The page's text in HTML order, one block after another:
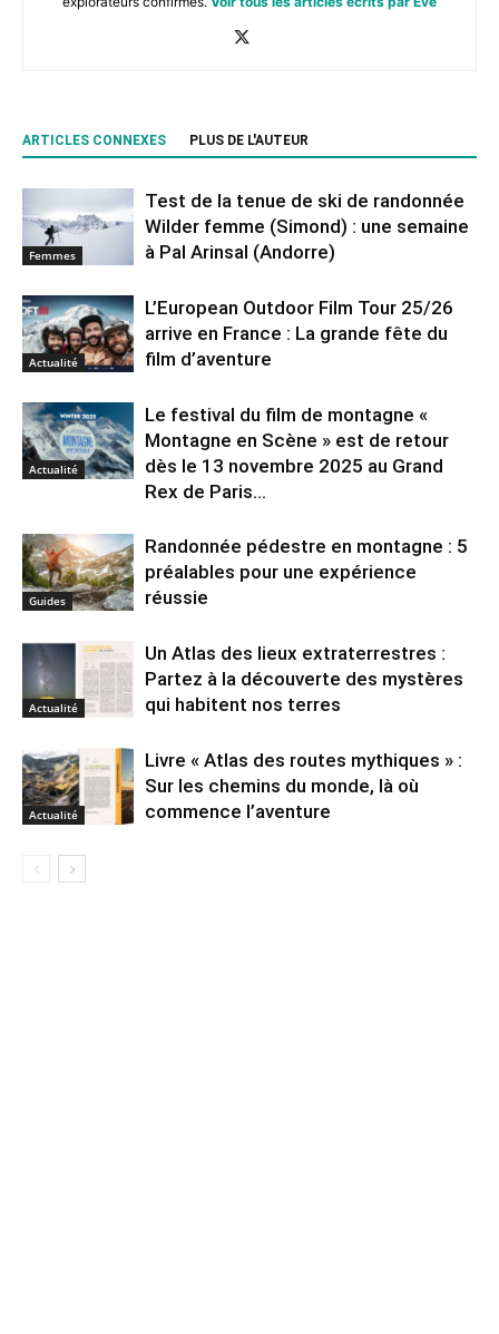
ARTICLES CONNEXES PLUS DE L'AUTEUR
Femmes
Test de la tenue de ski de randonnée
Wilder femme (Simond) : une semaine
à Pal Arinsal (Andorre)
Actualité
L’European Outdoor Film Tour 25/26
arrive en France : La grande fête du
film d’aventure
Actualité
Le festival du film de montagne «
Montagne en Scène » est de retour
dès le 13 novembre 2025 au Grand
Rex de Paris...
Guides
Randonnée pédestre en montagne : 5
préalables pour une expérience
réussie
Actualité
Un Atlas des lieux extraterrestres :
Partez à la découverte des mystères
qui habitent nos terres
Actualité
Livre « Atlas des routes mythiques » :
Sur les chemins du monde, là où
commence l’aventure